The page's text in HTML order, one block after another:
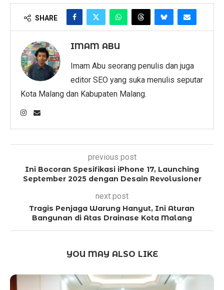
SHARE
IMAM ABU
Imam Abu seorang penulis dan juga
editor SEO yang suka menulis seputar
Kota Malang dan Kabupaten Malang.
previous post
Ini Bocoran Spesifikasi iPhone 17, Launching
September 2025 dengan Desain Revolusioner
next post
Tragis Penjaga Warung Hanyut, Ini Aturan
Bangunan di Atas Drainase Kota Malang
YOU MAY ALSO LIKE